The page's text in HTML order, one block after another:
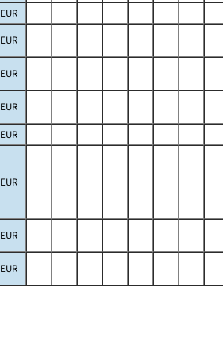
EUR
EUR
EUR
EUR
EUR
EUR
EUR
EUR